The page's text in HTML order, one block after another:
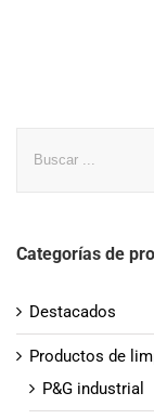
Categorías de
Destacados
Productos de
P&G industrial